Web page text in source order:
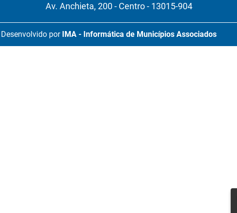
Av. Anchieta, 200 - Centro - 13015-904
Desenvolvido por IMA - Informática de Municípios Associados